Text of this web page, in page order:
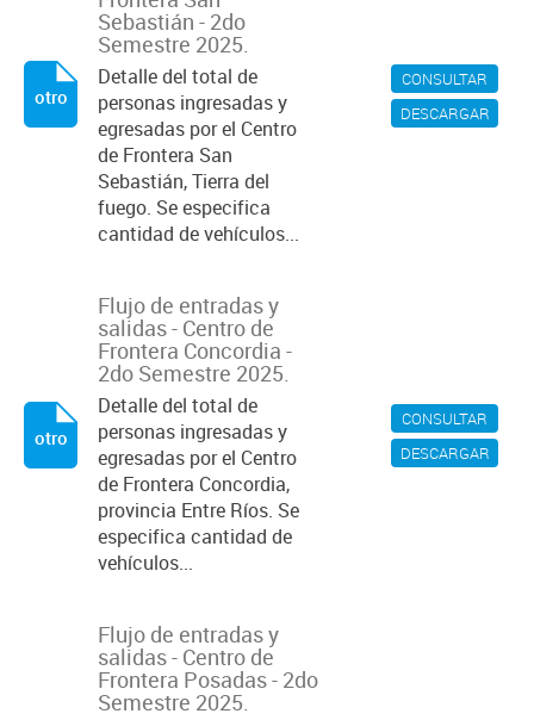
CONSULTAR
DESCARGAR
Sebastián - 2do
Semestre 2025.
Detalle del total de
personas ingresadas y
egresadas por el Centro
de Frontera San
Sebastián, Tierra del
fuego. Se especifica
cantidad de vehículos...
otro
CONSULTAR
DESCARGAR
Flujo de entradas y
salidas - Centro de
Frontera Concordia -
2do Semestre 2025.
Detalle del total de
personas ingresadas y
egresadas por el Centro
de Frontera Concordia,
provincia Entre Ríos. Se
especifica cantidad de
vehículos...
otro
Flujo de entradas y
salidas - Centro de
Frontera Posadas - 2do
Semestre 2025.